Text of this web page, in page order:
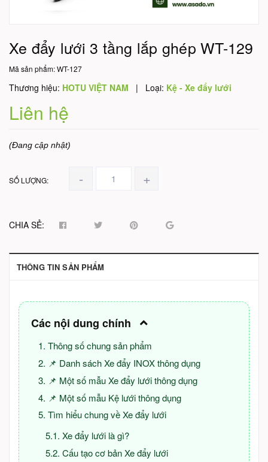
Xe đẩy lưới 3 tầng lắp ghép WT-129
Mã sản phẩm:WT-127
Thương hiệu: HOTU VIỆT NAM | Loại: Kệ - Xe đẩy lưới
Liên hệ
(Đang cập nhật)
SỐ LƯỢNG: - +
CHIA SẺ:
THÔNG TIN SẢN PHẨM
Các nội dung chính
Thông số chung sản phẩm
📌 Danh sách Xe đẩy INOX thông dụng
📌 Một số mẫu Xe đẩy lưới thông dụng
📌 Một số mẫu Kệ lưới thông dụng
Tìm hiểu chung về Xe đẩy lưới
Xe đẩy lưới là gì?
Cấu tạo cơ bản Xe đẩy lưới